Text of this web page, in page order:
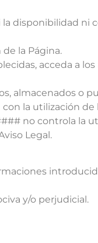
la disponibilidad
la Página.
acceda a
almacenados o
la utilización de
no controla la
Legal.
y/o perjudicial.